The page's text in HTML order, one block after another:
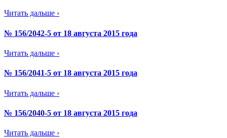
Читать дальше ›
№ 156/2042-5 от 18 августа 2015 года
Читать дальше ›
№ 156/2041-5 от 18 августа 2015 года
Читать дальше ›
№ 156/2040-5 от 18 августа 2015 года
Читать дальше ›